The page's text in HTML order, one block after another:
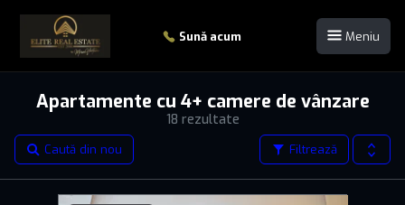
Sună acum Meniu
18 rezultate
Apartamente cu 4+ camere de vânzare
Filtrează
Caută din nou